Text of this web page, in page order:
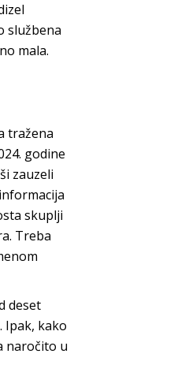
službena
mala.
tražena
godine
zauzeli
skuplji
Treba
deset
Ipak, kako
naročito u